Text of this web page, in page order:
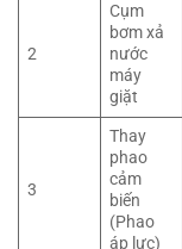
2
Cụm
bơm xả
nước
máy
giặt
3
Thay
phao
cảm
biến
(Phao
áp lực)